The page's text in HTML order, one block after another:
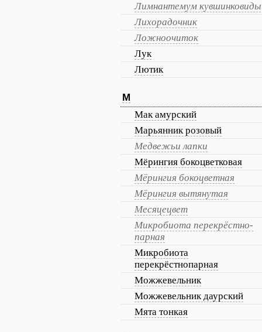
Лимнантемум
Лихорадочник
Ложноочиток
Лук
Лютик
М
Мак амурский
Марьянник розовый
Медвежьи лапки
Мёрингия бокоцветковая
Мёрингия бокоцветная
Мёрингия вытянутая
Месяцецвет
Микробиота перекрёстно-
парная
Микробиота
перекрёстнопарная
Можжевельник
Можжевельник даурский
Мята тонкая